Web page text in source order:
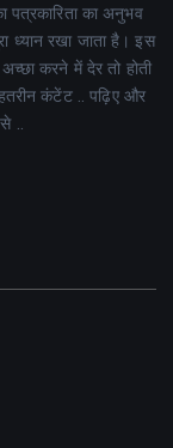
पत्रकारिता का अनुभव
ध्यान रखा जाता है। इस
करने में देर तो होती
कंटेंट .. पढ़िए और
..